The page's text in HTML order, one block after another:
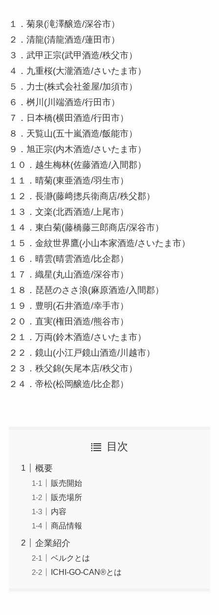
１．菊泉(滝澤醸造/深谷市）
２．清龍(清龍酒造/蓮田市）
３．武甲正宗(武甲酒造/秩父市）
４．九重桜(大瀧酒造/さいたま市）
５．力士(株式会社釜屋/加須市）
６．桝川(川端酒造/行田市）
７．日本橋(横田酒造/行田市）
８．天覧山(五十嵐酒造/飯能市）
９．旭正宗(内木酒造/さいたま市）
１０．越生梅林(佐藤酒造/入間郡）
１１．晴菊(東亜酒造/羽生市）
１２．長瀞(藤﨑摠兵衛商店/秩父郡）
１３．文楽(北西酒造/上尾市）
１４．東白菊(藤橋藤三郎商店/深谷市）
１５．金紋世界鷹(小山本家酒造/さいたま市）
１６．晴雲(晴雲酒造/比企郡）
１７．織星(丸山酒造/深谷市）
１８．琵琶のささ浪(麻原酒造/入間郡）
１９．豊明(石井酒造/幸手市）
２０．直実(権田酒造/熊谷市）
２１．万両(鈴木酒造/さいたま市）
２２．鏡山(小江戸鏡山酒造/川越市）
２３．秩父錦(矢尾本店/秩父市）
２４．帝松(松岡醸造/比企郡）
目次
概要
販売開始
販売場所
内容
商品情報
企業紹介
ベルクとは
ICHI-GO-CAN®とは